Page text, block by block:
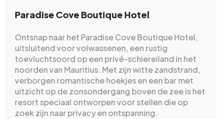
Paradise Cove Boutique Hotel
Ontsnap naar het Paradise Cove Boutique Hotel,
uitsluitend voor volwassenen, een rustig
toevluchtsoord op een privé-schiereiland in het
noorden van Mauritius. Met zijn witte zandstrand,
verborgen romantische hoekjes en een bar met
uitzicht op de zonsondergang boven de zee is het
resort speciaal ontworpen voor stellen die op
zoek zijn naar privacy en ontspanning.